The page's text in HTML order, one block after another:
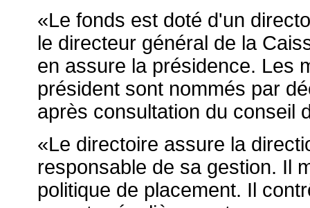
«Le fonds est doté d'un
le directeur général de la
en assure la présidence. Les
président sont nommés par
après consultation du conseil
«Le directoire assure la
responsable de sa gestion. Il
politique de placement. Il